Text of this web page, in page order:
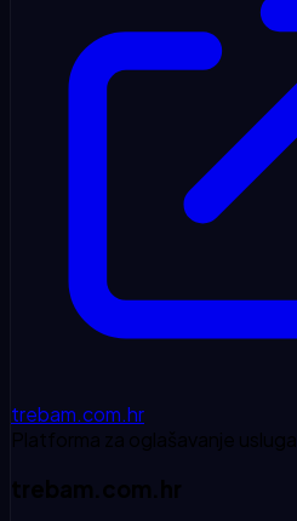
trebam.com.hr
Platforma za oglašavanje usluga
trebam.com.hr